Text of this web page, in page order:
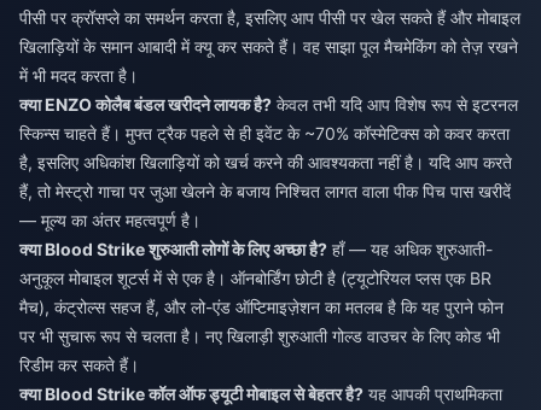
पीसी पर क्रॉसप्ले का समर्थन करता है, इसलिए आप पीसी पर खेल सकते हैं और मोबाइल
खिलाड़ियों के समान आबादी में क्यू कर सकते हैं। वह साझा पूल मैचमेकिंग को तेज़ रखने
में भी मदद करता है।
क्या ENZO कोलैब बंडल खरीदने लायक है? केवल तभी यदि आप विशेष रूप से इटरनल
स्किन्स चाहते हैं। मुफ्त ट्रैक पहले से ही इवेंट के ~70% कॉस्मेटिक्स को कवर करता
है, इसलिए अधिकांश खिलाड़ियों को खर्च करने की आवश्यकता नहीं है। यदि आप करते
हैं, तो मेस्ट्रो गाचा पर जुआ खेलने के बजाय निश्चित लागत वाला पीक पिच पास खरीदें
— मूल्य का अंतर महत्वपूर्ण है।
क्या Blood Strike शुरुआती लोगों के लिए अच्छा है? हाँ — यह अधिक शुरुआती-
अनुकूल मोबाइल शूटर्स में से एक है। ऑनबोर्डिंग छोटी है (ट्यूटोरियल प्लस एक BR
मैच), कंट्रोल्स सहज हैं, और लो-एंड ऑप्टिमाइज़ेशन का मतलब है कि यह पुराने फोन
पर भी सुचारू रूप से चलता है। नए खिलाड़ी शुरुआती गोल्ड वाउचर के लिए कोड भी
रिडीम कर सकते हैं।
क्या Blood Strike कॉल ऑफ ड्यूटी मोबाइल से बेहतर है? यह आपकी प्राथमिकता